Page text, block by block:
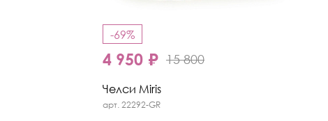
-69%
4 950 ₽ 15 800
Челси Miris
арт. 22292-GR